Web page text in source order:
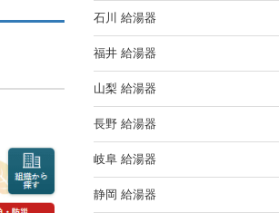
石川 給湯器
福井 給湯器
山梨 給湯器
長野 給湯器
岐阜 給湯器
静岡 給湯器